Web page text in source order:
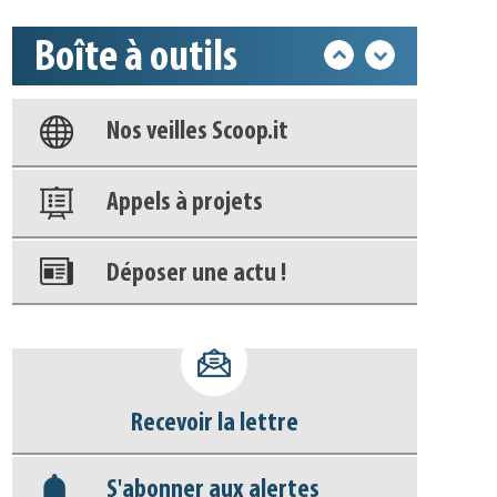
Boîte à outils
Base documentaire
Nos veilles Scoop.it
Appels à projets
Déposer une actu !
déconnecter)
Base documentaire
Recevoir la lettre
S'abonner aux alertes